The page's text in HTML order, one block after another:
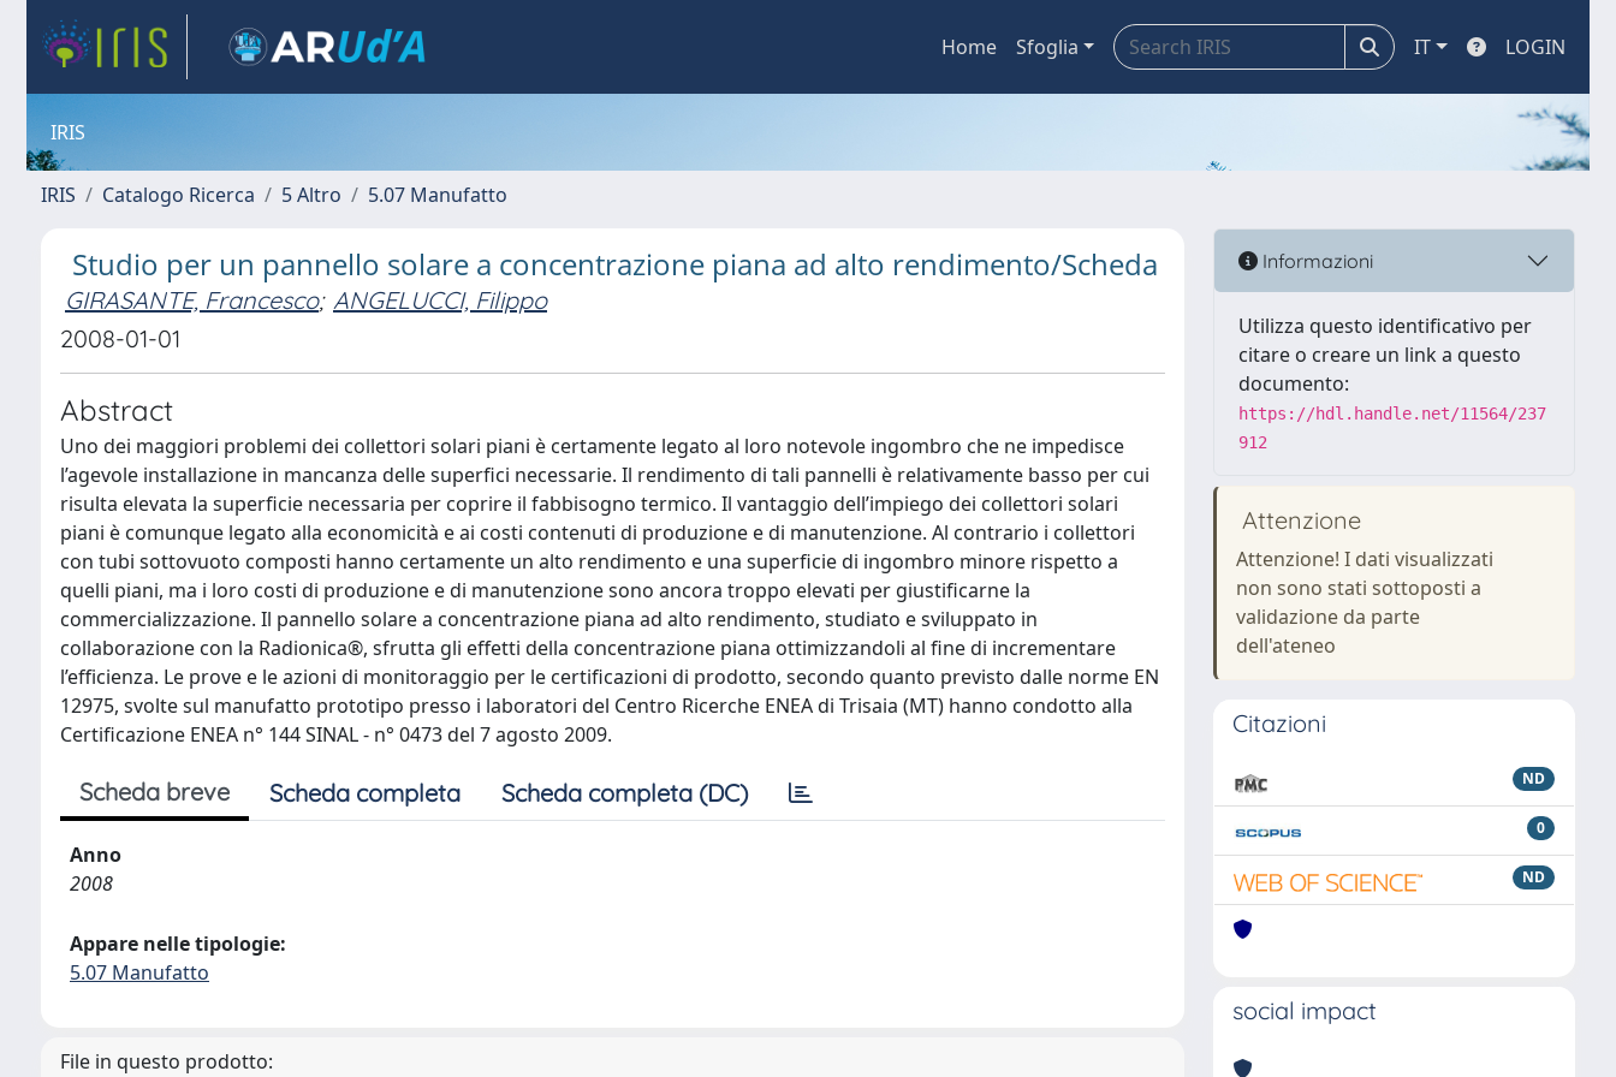
Home Sfoglia IT LOGIN
IRIS
IRIS Catalogo Ricerca 5 Altro 5.07 Manufatto
Studio per un pannello solare a concentrazione piana ad alto rendimento/Scheda
GIRASANTE, Francesco; ANGELUCCI, Filippo
2008-01-01
Abstract
Uno dei maggiori problemi dei collettori solari piani è certamente legato al loro notevole ingombro che ne impedisce
l’agevole installazione in mancanza delle superfici necessarie. Il rendimento di tali pannelli è relativamente basso per cui
risulta elevata la superficie necessaria per coprire il fabbisogno termico. Il vantaggio dell’impiego dei collettori solari
piani è comunque legato alla economicità e ai costi contenuti di produzione e di manutenzione. Al contrario i collettori
con tubi sottovuoto composti hanno certamente un alto rendimento e una superficie di ingombro minore rispetto a
quelli piani, ma i loro costi di produzione e di manutenzione sono ancora troppo elevati per giustificarne la
commercializzazione. Il pannello solare a concentrazione piana ad alto rendimento, studiato e sviluppato in
collaborazione con la Radionica®, sfrutta gli effetti della concentrazione piana ottimizzandoli al fine di incrementare
l’efficienza. Le prove e le azioni di monitoraggio per le certificazioni di prodotto, secondo quanto previsto dalle norme EN
12975, svolte sul manufatto prototipo presso i laboratori del Centro Ricerche ENEA di Trisaia (MT) hanno condotto alla
Certificazione ENEA n° 144 SINAL - n° 0473 del 7 agosto 2009.
Scheda breve Scheda completa Scheda completa (DC)
Anno
2008
Appare nelle tipologie:
5.07 Manufatto
File in questo prodotto:
Informazioni
Utilizza questo identificativo per
citare o creare un link a questo
documento:
https://hdl.handle.net/11564/237
912
Attenzione
Attenzione! I dati visualizzati
non sono stati sottoposti a
validazione da parte
dell'ateneo
Citazioni
ND
0
ND
social impact